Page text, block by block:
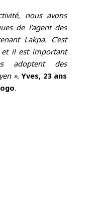
nous avons
de l’agent des
Lakpa. C’est
et il est important
adoptent des
». Yves, 23 ans
.